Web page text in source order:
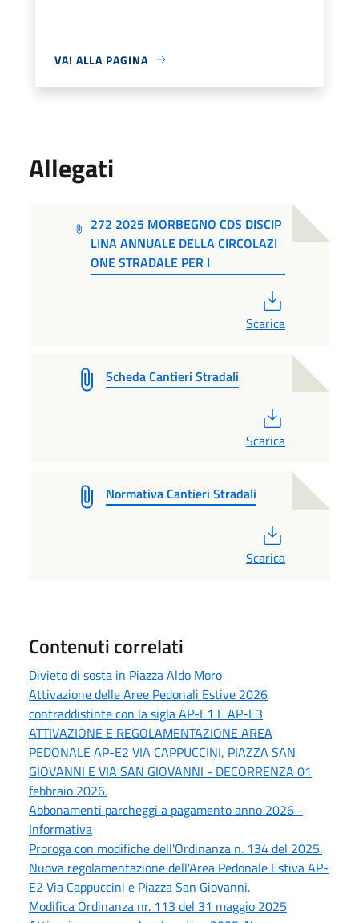
VAI ALLA PAGINA
Allegati
272 2025 MORBEGNO CDS DISCIP
LINA ANNUALE DELLA CIRCOLAZI
ONE STRADALE PER I
Scarica
Scheda Cantieri Stradali
Scarica
Normativa Cantieri Stradali
Scarica
Contenuti correlati
Divieto di sosta in Piazza Aldo Moro
Attivazione delle Aree Pedonali Estive 2026
contraddistinte con la sigla AP-E1 E AP-E3
ATTIVAZIONE E REGOLAMENTAZIONE AREA
PEDONALE AP-E2 VIA CAPPUCCINI, PIAZZA SAN
GIOVANNI E VIA SAN GIOVANNI - DECORRENZA 01
febbraio 2026.
Abbonamenti parcheggi a pagamento anno 2026 -
Informativa
Proroga con modifiche dell'Ordinanza n. 134 del 2025.
Nuova regolamentazione dell'Area Pedonale Estiva AP-
E2 Via Cappuccini e Piazza San Giovanni.
Modifica Ordinanza nr. 113 del 31 maggio 2025